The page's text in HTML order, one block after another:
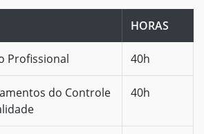
HORAS
Profissional 40h
do Controle
40h